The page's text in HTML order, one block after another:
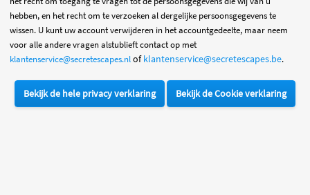
hebben, en het recht om te verzoeken al dergelijke persoonsgegevens te
wissen. U kunt uw account verwijderen in het accountgedeelte, maar neem
voor alle andere vragen alstublieft contact op met
klantenservice@secretescapes.nlofklantenservice@secretescapes.be.
Bekijk de hele privacy verklaring Bekijk de Cookie verklaring